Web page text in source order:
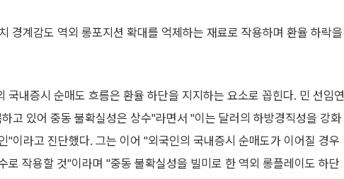
경계감도 역외 롱포지션 확대를 억제하는 재료로 작용하며 환율 하락을
국내증시 순매도 흐름은 환율 하단을 지지하는 요소로 꼽힌다. 민 선임연
고 있어 중동 불확실성은 상수"라면서 "이는 달러의 하방경직성을 강화
"이라고 진단했다. 그는 이어 "외국인의 국내증시 순매도가 이어질 경우
로 작용할 것"이라며 "중동 불확실성을 빌미로 한 역외 롱플레이도 하단